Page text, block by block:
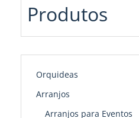
Produtos
Orquideas
Arranjos
Arranjos para Eventos